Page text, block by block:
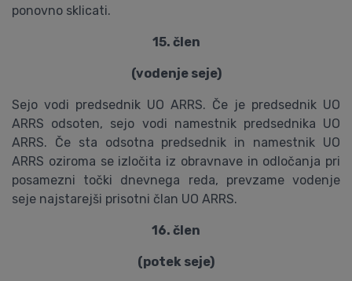
ponovno sklicati.
15. člen
(vodenje seje)
Sejo vodi predsednik UO ARRS. Če je predsednik UO
ARRS odsoten, sejo vodi namestnik predsednika UO
ARRS. Če sta odsotna predsednik in namestnik UO
ARRS oziroma se izločita iz obravnave in odločanja pri
posamezni točki dnevnega reda, prevzame vodenje
seje najstarejši prisotni član UO ARRS.
16. člen
(potek seje)